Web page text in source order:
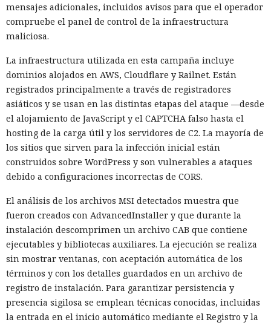
mensajes adicionales, incluidos avisos para que el operador
compruebe el panel de control de la infraestructura
maliciosa.
La infraestructura utilizada en esta campaña incluye
dominios alojados en AWS, Cloudflare y Railnet. Están
registrados principalmente a través de registradores
asiáticos y se usan en las distintas etapas del ataque —desde
el alojamiento de JavaScript y el CAPTCHA falso hasta el
hosting de la carga útil y los servidores de C2. La mayoría de
los sitios que sirven para la infección inicial están
construidos sobre WordPress y son vulnerables a ataques
debido a configuraciones incorrectas de CORS.
El análisis de los archivos MSI detectados muestra que
fueron creados con AdvancedInstaller y que durante la
instalación descomprimen un archivo CAB que contiene
ejecutables y bibliotecas auxiliares. La ejecución se realiza
sin mostrar ventanas, con aceptación automática de los
términos y con los detalles guardados en un archivo de
registro de instalación. Para garantizar persistencia y
presencia sigilosa se emplean técnicas conocidas, incluidas
la entrada en el inicio automático mediante el Registro y la